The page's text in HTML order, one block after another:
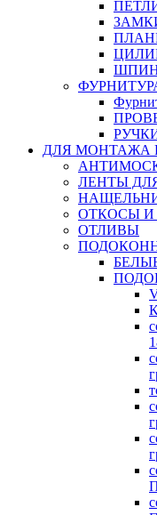
ДЛЯ МОНТАЖА
ЛЕНТЫ
ОТКОСЫ И
ОТЛИВЫ